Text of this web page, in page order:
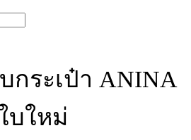
กระเป๋า ANINA
บใหม่